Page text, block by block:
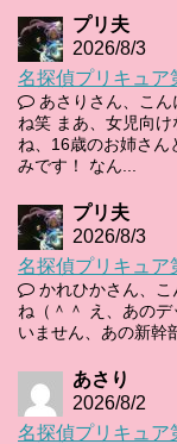
プリ夫
2026/8/3
名探偵プリキュア
あさりさん、こ
ね笑 まあ、女児向
ね、16歳のお姉さん
みです！ なん...
プリ夫
2026/8/3
名探偵プリキュア
かれひかさん、
ね（＾＾ え、あの
いません、あの新幹
あさり
2026/8/2
名探偵プリキュア